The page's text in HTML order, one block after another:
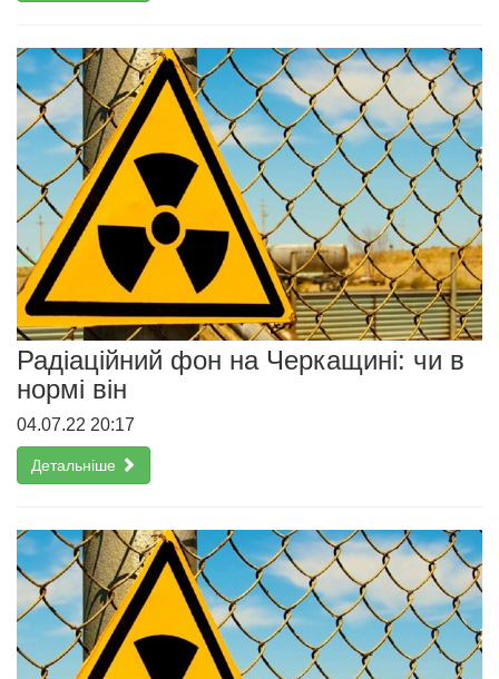
Радіаційний фон на Черкащині: чи в
нормі він
04.07.22 20:17
Детальніше